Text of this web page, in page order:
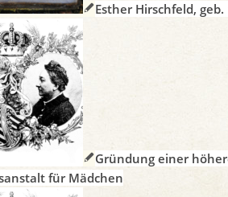
Esther Hirschfeld, geb.
Gründung einer
für Mädchen